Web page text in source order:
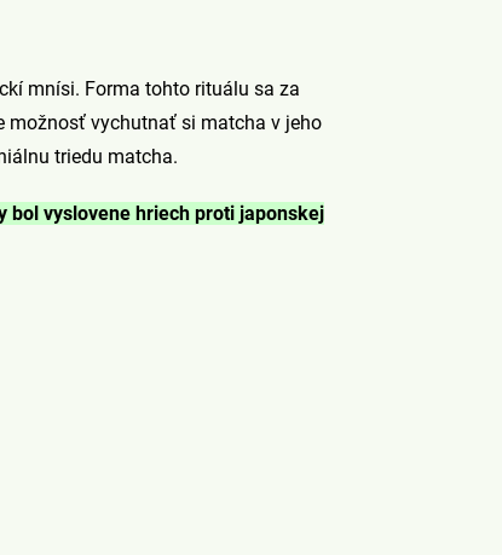
mnísi. Forma tohto rituálu sa za
možnosť vychutnať si matcha v jeho
triedu matcha.
bol vyslovene hriech proti japonskej